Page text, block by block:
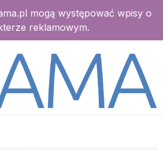
mogą występować wpisy o
reklamowym.